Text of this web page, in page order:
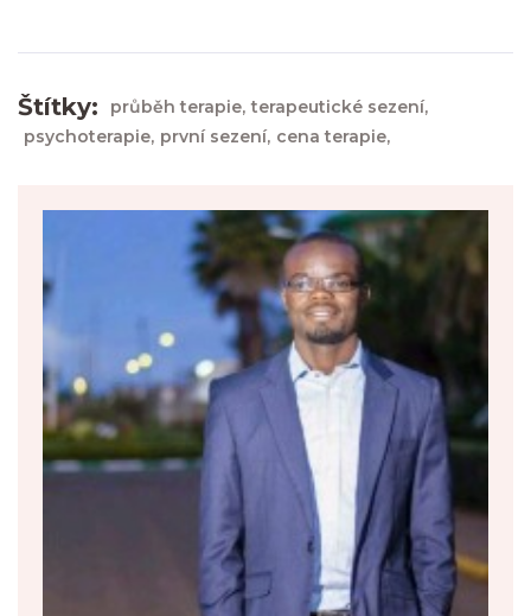
Štítky: průběh terapie, terapeutické sezení,
psychoterapie, první sezení, cena terapie,